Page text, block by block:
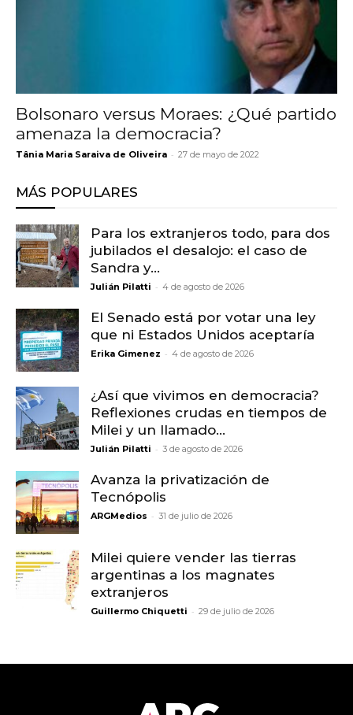
Bolsonaro versus Moraes: ¿Qué partido
amenaza la democracia?
Tânia Maria Saraiva de Oliveira - 27 de mayo de 2022
MÁS POPULARES
Para los extranjeros todo, para dos
jubilados el desalojo: el caso de
Sandra y...
Julián Pilatti - 4 de agosto de 2026
El Senado está por votar una ley
que ni Estados Unidos aceptaría
Erika Gimenez - 4 de agosto de 2026
¿Así que vivimos en democracia?
Reflexiones crudas en tiempos de
Milei y un llamado...
Julián Pilatti - 3 de agosto de 2026
Avanza la privatización de
Tecnópolis
ARGMedios - 31 de julio de 2026
Milei quiere vender las tierras
argentinas a los magnates
extranjeros
Guillermo Chiquetti - 29 de julio de 2026